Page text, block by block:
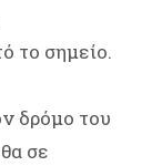
το σημείο.
δρόμο του
σε